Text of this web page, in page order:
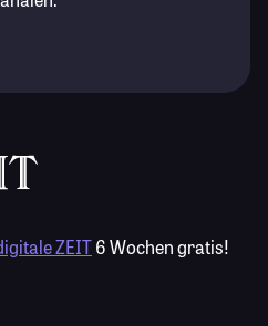
ZEIT6 Wochen gratis!